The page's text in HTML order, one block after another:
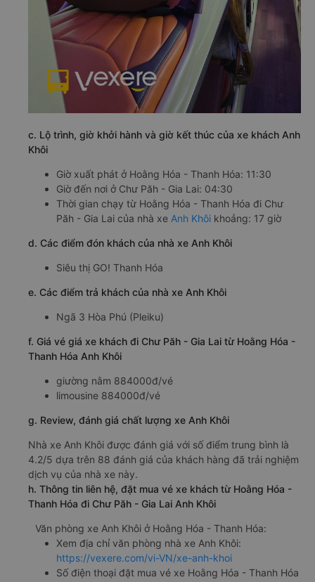
c. Lộ trình, giờ khởi hành và giờ kết thúc của xe khách Anh
Khôi
Giờ xuất phát ở Hoằng Hóa - Thanh Hóa: 11:30
Giờ đến nơi ở Chư Păh - Gia Lai: 04:30
Thời gian chạy từ Hoằng Hóa - Thanh Hóa đi Chư
Păh - Gia Lai của nhà xe Anh Khôi khoảng: 17 giờ
d. Các điểm đón khách của nhà xe Anh Khôi
Siêu thị GO! Thanh Hóa
e. Các điểm trả khách của nhà xe Anh Khôi
Ngã 3 Hòa Phú (Pleiku)
f. Giá vé giá xe khách đi Chư Păh - Gia Lai từ Hoằng Hóa -
Thanh Hóa Anh Khôi
giường nằm 884000đ/vé
limousine 884000đ/vé
g. Review, đánh giá chất lượng xe Anh Khôi
Nhà xe Anh Khôi được đánh giá với số điểm trung bình là
4.2/5 dựa trên 88 đánh giá của khách hàng đã trải nghiệm
dịch vụ của nhà xe này.
h. Thông tin liên hệ, đặt mua vé xe khách từ Hoằng Hóa -
Thanh Hóa đi Chư Păh - Gia Lai Anh Khôi
Văn phòng xe Anh Khôi ở Hoằng Hóa - Thanh Hóa:
Xem địa chỉ văn phòng nhà xe Anh Khôi:
https://vexere.com/vi-VN/xe-anh-khoi
Số điện thoại đặt mua vé xe Hoằng Hóa - Thanh Hóa